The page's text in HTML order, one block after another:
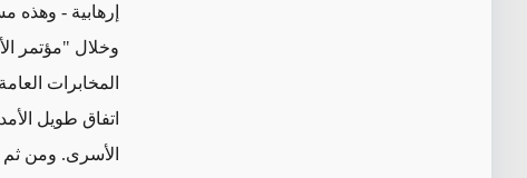
إرهابية - وهذه
وخلال "مؤتمر
المخابرات
اتفاق طويل
الأسرى. ومن ثم